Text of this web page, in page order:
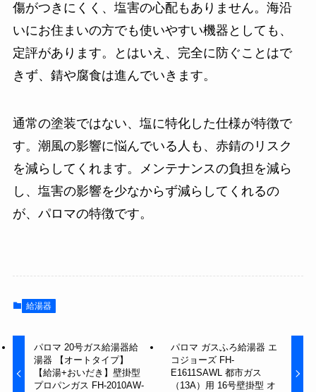
傷がつきにくく、塩害の心配もありません。海沿
いにお住まいの方でも使いやすい機器としても、
定評があります。とはいえ、完全に防ぐことはで
きず、錆や腐食は進んでいきます。
通常の塗装ではない、塩に特化した仕様が特徴で
す。潮風の影響に悩んでいる人も、赤錆のリスク
を減らしてくれます。メンテナンスの負担を減ら
し、塩害の影響を少なからず減らしてくれるの
が、パロマの特徴です。
給湯器
パロマ 20号ガス給湯器給
湯器 【オートタイプ】
【給湯+おいだき】壁掛型
プロパンガス FH-2010AW-
パロマ ガスふろ給湯器 エ
コジョーズ FH-
E1611SAWL 都市ガス
（13A）用 16号壁掛型 オ